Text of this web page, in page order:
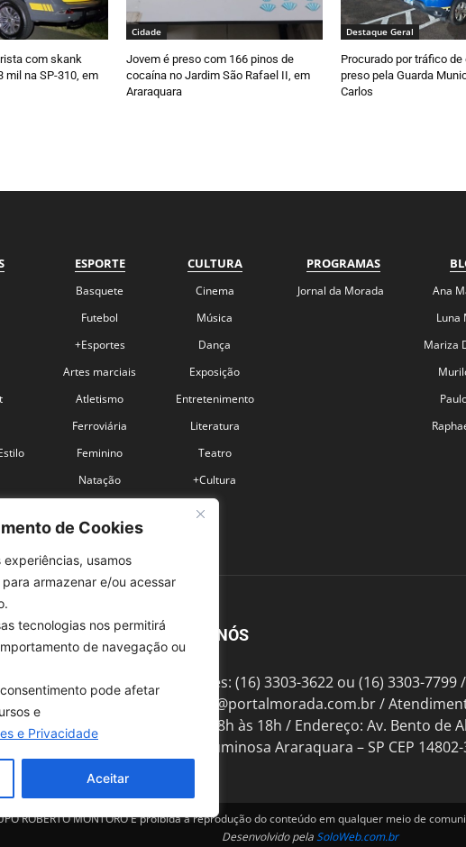
de Cookies
usamos
armazenar e/ou acessar
tecnologias nos permitirá
de navegação ou
pode afetar
e
e Privacidade
Aceitar
com skank
mil na SP-310, em
Cidade
Jovem é preso com 166 pinos de
cocaína no Jardim São Rafael II, em
Araraquara
Destaque Geral
Procurado por tráfico de
preso pela Guarda
Carlos
ESPORTE
Basquete
Futebol
+Esportes
Artes marciais
Atletismo
Ferroviária
Feminino
Natação
CULTURA
Cinema
Música
Dança
Exposição
Entretenimento
Literatura
Teatro
+Cultura
PROGRAMAS
Jornal da Morada
Ana
Luna
Mariza
SOBRE NÓS
Telefones: (16) 3303-3622 ou (16) 3303-7799
contato@portalmorada.com.br/
Sex das 8h às 18h / Endereço: Av. Bento de
Fonte Luminosa Araraquara – SP CEP
ROBERTO MONTORO É proibida a reprodução do conteúdo em qualquer meio de
Desenvolvido pelaSoloWeb.com.br